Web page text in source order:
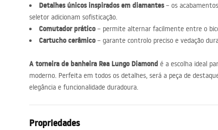
Detalhes únicos inspirados em diamantes– os
seletor adicionam sofisticação.
Comutador prático– permite alternar facilmente entre o
Cartucho cerâmico– garante controlo preciso e vedação
A torneira de banheira Rea Lungo Diamond é a escolha ideal
moderno. Perfeita em todos os detalhes, será a peça de
elegância e funcionalidade duradoura.
Propriedades